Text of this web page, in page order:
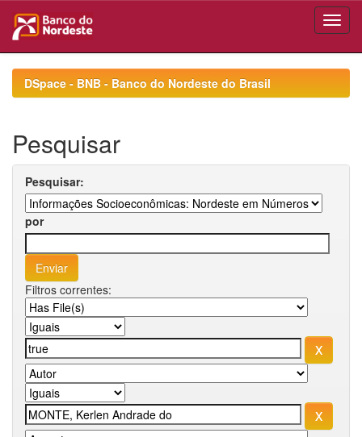
navigationDSpace - BNB - Banco do Nordeste do Brasil
Pesquisar
Pesquisar:
por
Filtros correntes: